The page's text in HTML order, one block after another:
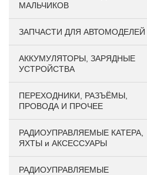
МАЛЬЧИКОВ
ЗАПЧАСТИ ДЛЯ АВТОМОДЕЛЕЙ
АККУМУЛЯТОРЫ, ЗАРЯДНЫЕ
УСТРОЙСТВА
ПЕРЕХОДНИКИ, РАЗЪЁМЫ,
ПРОВОДА И ПРОЧЕЕ
РАДИОУПРАВЛЯЕМЫЕ КАТЕРА,
ЯХТЫ и АКСЕССУАРЫ
РАДИОУПРАВЛЯЕМЫЕ